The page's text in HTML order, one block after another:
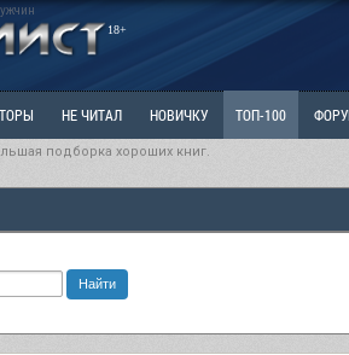
18+
НЕ ЧИТАЛ НОВИЧКУ ТОП-100
САНЧАС Ветка: Наболевшее. Выскажись!
подборка хороших книг.